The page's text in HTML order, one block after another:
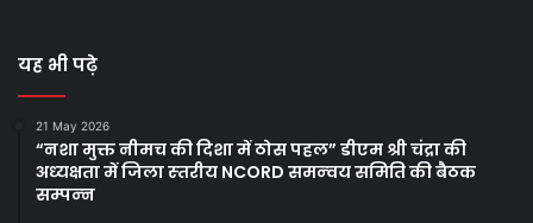
यह भी पढ़े
21 May 2026
“नशा मुक्त नीमच की दिशा में ठोस पहल” डीएम श्री चंद्रा की
अध्‍यक्षता में जिला स्‍तरीय NCORD समन्‍वय समिति की बैठक
सम्‍पन्‍न